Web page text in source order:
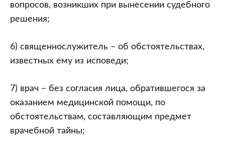
вопросов, возникших при вынесении судебного
решения;
6) священнослужитель – об обстоятельствах,
известных ему из исповеди;
7) врач – без согласия лица, обратившегося за
оказанием медицинской помощи, по
обстоятельствам, составляющим предмет
врачебной тайны;